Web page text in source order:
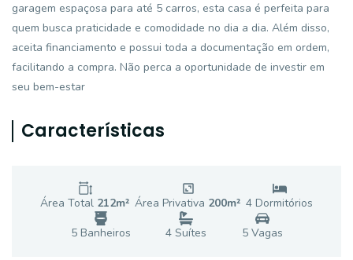
garagem espaçosa para até 5 carros, esta casa é perfeita para
quem busca praticidade e comodidade no dia a dia. Além disso,
aceita financiamento e possui toda a documentação em ordem,
facilitando a compra. Não perca a oportunidade de investir em
seu bem-estar
Características
Área Total 212m² Área Privativa 200m² 4 Dormitórios
5Banheiros 4 Suítes 5Vagas